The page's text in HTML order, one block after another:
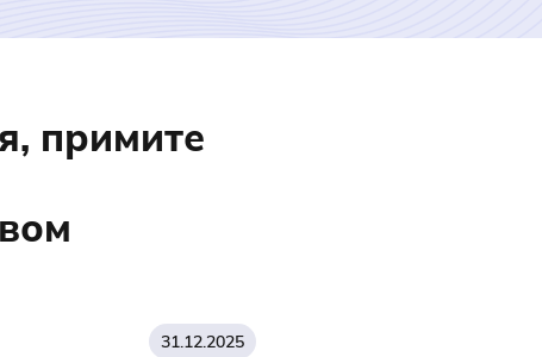
примите
31.12.2025